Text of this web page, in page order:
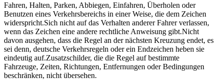
Fahren, Halten, Parken, Abbiegen, Einfahren, Überholen oder
Benutzen eines Verkehrsbereichs in einer Weise, die dem Zeichen
widerspricht.Sich nicht auf das Verhalten anderer Fahrer verlassen,
wenn das Zeichen eine andere rechtliche Anweisung gibt.Nicht
davon ausgehen, dass die Regel an der nächsten Kreuzung endet, es
sei denn, deutsche Verkehrsregeln oder ein Endzeichen heben sie
eindeutig auf.Zusatzschilder, die die Regel auf bestimmte
Fahrzeuge, Zeiten, Richtungen, Entfernungen oder Bedingungen
beschränken, nicht übersehen.